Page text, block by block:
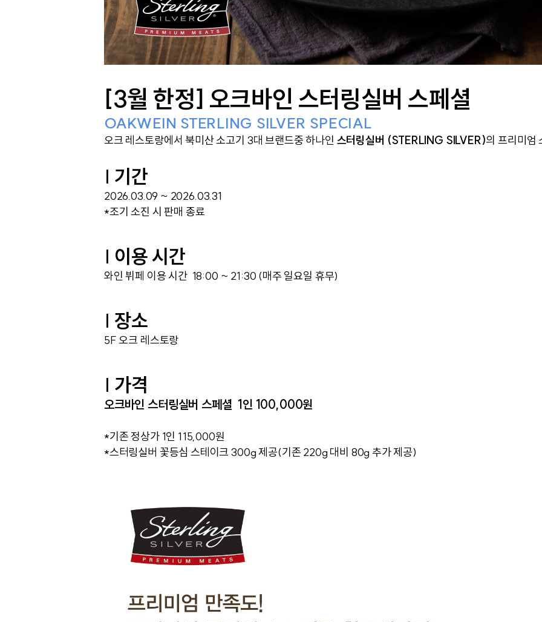
[3월 한정] 오크바인 스터링실버 스페셜
OAKWEIN STERLING SILVER SPECIAL
오크 레스토랑에서 북미산 소고기 3대 브랜드중 하나인 스터링실버 (STERLING SILVER)의 프리미엄
| 기간
2026.03.09 ~ 2026.03.31
*조기 소진 시 판매 종료
| 이용 시간
와인 뷔페 이용 시간 18:00 ~ 21:30 (매주 일요일 휴무)
| 장소
5F 오크 레스토랑
| 가격
오크바인 스터링실버 스페셜 1인 100,000원
*기존 정상가 1인 115,000원
*스터링실버 꽃등심 스테이크 300g 제공(기존 220g 대비 80g 추가 제공)